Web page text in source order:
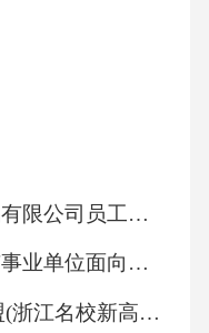
2026年福建省乡总贸易有限公司员工招聘1人笔试模拟试题及答案详解
2026年第十四师昆玉市事业单位面向师市在岗服务“三支一扶”人员开展专项招聘（14人）笔试备考试题及答案详解
英语()浙江Z20名校联盟(浙江名校新高考研究联盟)2026届高三第一次联考(8.21-8.23)